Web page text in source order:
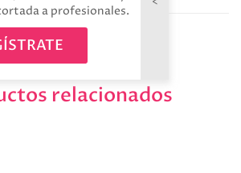
a profesionales.
relacionados